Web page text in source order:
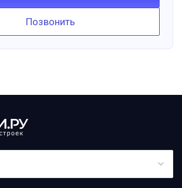
Позвонить